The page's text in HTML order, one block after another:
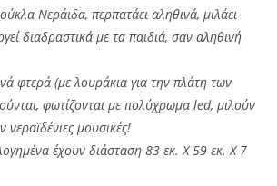
Νεράιδα, περπατάει αληθινά, μιλάει
διαδραστικά με τα παιδιά, σαν αληθινή
φτερά (με λουράκια για την πλάτη των
φωτίζονται με πολύχρωμα led, μιλούν
νεραϊδένιες μουσικές!
έχουν διάσταση 83 εκ. Χ 59 εκ. Χ 7